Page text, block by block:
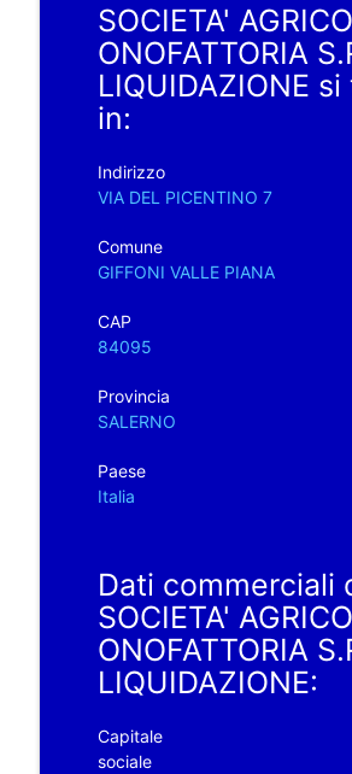
SOCIETA'
ONOFATTORIA
LIQUIDAZIONE
in:
Indirizzo
VIA DEL PICENTINO 7
Comune
GIFFONI VALLE PIANA
CAP
84095
Provincia
SALERNO
Paese
Italia
Dati commerciali
SOCIETA'
ONOFATTORIA
LIQUIDAZIONE:
Capitale
sociale